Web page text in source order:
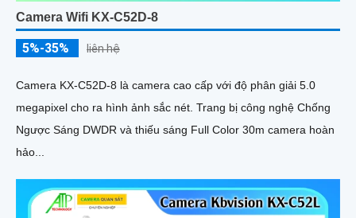
Camera Wifi KX-C52D-8
5%-35% liên hệ
Camera KX-C52D-8 là camera cao cấp với độ phân giải 5.0
megapixel cho ra hình ảnh sắc nét. Trang bị công nghệ Chống
Ngược Sáng DWDR và thiếu sáng Full Color 30m camera hoàn
hảo...